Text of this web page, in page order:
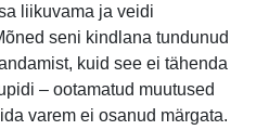
liikuvama ja veidi
seni kindlana tundunud
kuid see ei tähenda
– ootamatud muutused
varem ei osanud märgata.